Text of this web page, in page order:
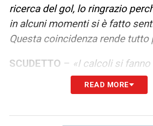
ricerca del gol, lo ringrazio
in alcuni momenti si è fatto
Questa coincidenza rende tutto
SCUDETTO – «I calcoli si fanno
dobbiamo fare più punti
rimanere tra le prime 4».
LA PLAYLIST DELLE NOSTRE
READ MORE